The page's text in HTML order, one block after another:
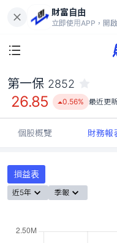
財富自由
立即使用APP，開
第一保 2852
26.85 0.56% 最近更
個股概覽 財務報
損益表
近5年 季報